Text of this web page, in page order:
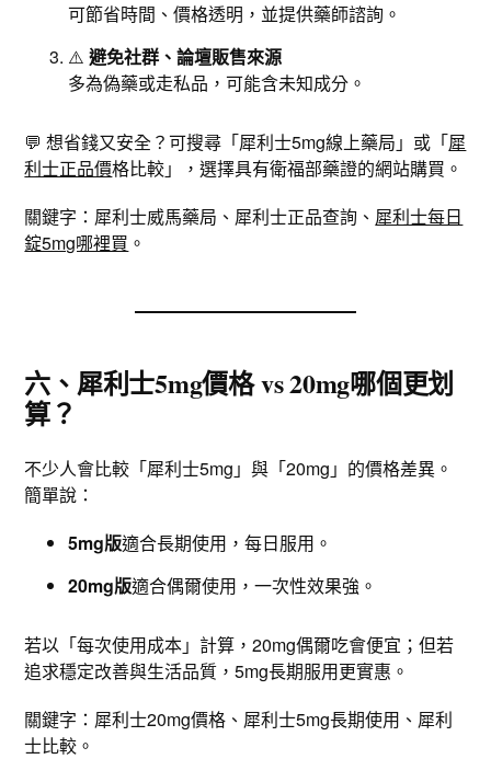
可節省時間、價格透明，並提供藥師諮詢。
⚠️避免社群、論壇販售來源
多為偽藥或走私品，可能含未知成分。
💬 想省錢又安全？可搜尋「犀利士5mg線上藥局」或「犀
利士正品價格比較」，選擇具有衛福部藥證的網站購買。
關鍵字：犀利士威馬藥局、犀利士正品查詢、 犀利士每日
錠5mg哪裡買 。
六、犀利士5mg價格 vs 20mg哪個更划
算？
不少人會比較「犀利士5mg」與「20mg」的價格差異。
簡單說：
5mg版適合長期使用，每日服用。
20mg版適合偶爾使用，一次性效果強。
若以「每次使用成本」計算，20mg偶爾吃會便宜；但若
追求穩定改善與生活品質，5mg長期服用更實惠。
關鍵字：犀利士20mg價格、犀利士5mg長期使用、犀利
士比較。